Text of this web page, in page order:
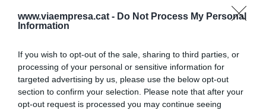
www.viaempresa.cat - Do Not Process My Personal
Information
If you wish to opt-out of the sale, sharing to third parties, or
processing of your personal or sensitive information for
targeted advertising by us, please use the below opt-out
section to confirm your selection. Please note that after your
opt-out request is processed you may continue seeing
Un apoyo importante
Por los organizadores del Fringe ha sido
importando contar con este apoyo económico
que representa casi el 80% del presupuesto total
del festival, el que supone "un apoyo